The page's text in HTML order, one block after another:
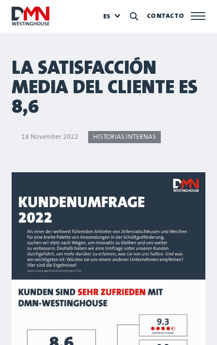
CONTACTO
ES
LA SATISFACCIÓN
MEDIA DEL CLIENTE ES
8,6
18 November 2022 HISTORIAS INTERNAS